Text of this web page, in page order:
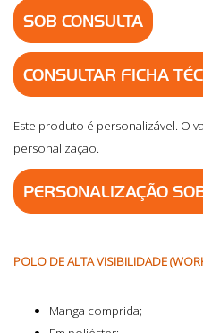
SOB CONSULTA
CONSULTAR FICHA
Este produto é personalizável. O
personalização.
PERSONALIZAÇÃO
POLO DE ALTA VISIBILIDADE
Manga comprida;